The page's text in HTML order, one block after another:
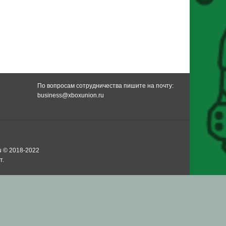
По вопросам сотрудничества пишите на почту:
business@xboxunion.ru
© 2018-2022